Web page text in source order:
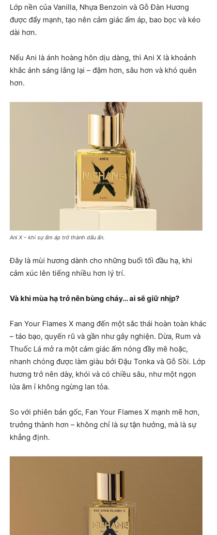
Lớp nền của Vanilla, Nhựa Benzoin và Gỗ Đàn Hương
được đẩy mạnh, tạo nên cảm giác ấm áp, bao bọc và kéo
dài hơn.
Nếu Ani là ánh hoàng hôn dịu dàng, thì Ani X là khoảnh
khắc ánh sáng lắng lại – đậm hơn, sâu hơn và khó quên
hơn.
Ani X – khi sự ấm áp trở thành dấu ấn.
Đây là mùi hương dành cho những buổi tối đầu hạ, khi
cảm xúc lên tiếng nhiều hơn lý trí.
Và khi mùa hạ trở nên bùng cháy… ai sẽ giữ nhịp?
Fan Your Flames X mang đến một sắc thái hoàn toàn khác
– táo bạo, quyến rũ và gần như gây nghiện. Dừa, Rum và
Thuốc Lá mở ra một cảm giác ấm nóng đầy mê hoặc,
nhanh chóng được làm giàu bởi Đậu Tonka và Gỗ Sồi. Lớp
hương trở nên dày, khói và có chiều sâu, như một ngọn
lửa âm ỉ không ngừng lan tỏa.
So với phiên bản gốc, Fan Your Flames X mạnh mẽ hơn,
trưởng thành hơn – không chỉ là sự tận hưởng, mà là sự
khẳng định.